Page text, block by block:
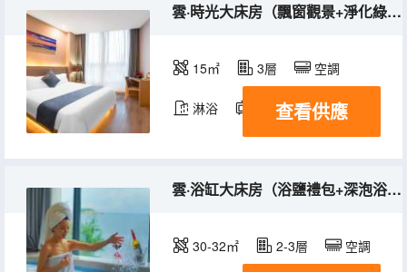
雲·時光大床房（飄窗觀景+淨化綠植）
15㎡ 3層 空調
淋浴 電視機
查看供應
雲·浴缸大床房（浴鹽禮包+深泡浴缸）
30-32㎡ 2-3層 空調